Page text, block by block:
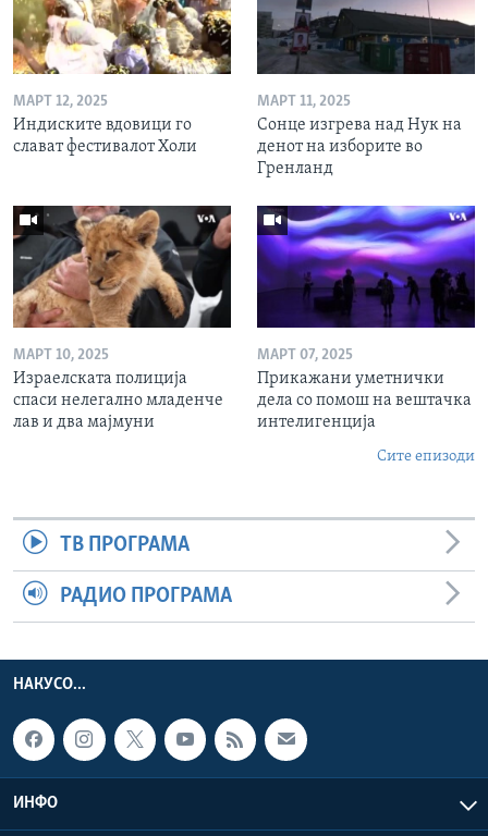
МАРТ 12, 2025
Индиските вдовици го
слават фестивалот Холи
МАРТ 11, 2025
Сонце изгрева над Нук на
денот на изборите во
Гренланд
МАРТ 10, 2025
Израелската полиција
спаси нелегално младенче
лав и два мајмуни
МАРТ 07, 2025
Прикажани уметнички
дела со помош на вештачка
интелигенција
Сите епизоди
ТВ ПРОГРАМА
РАДИО ПРОГРАМА
НАКУСО...
ИНФО